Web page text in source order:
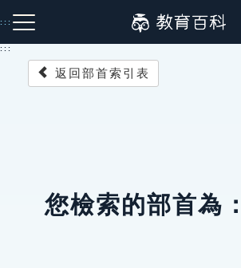
到
主
:::
:::
返回部首索引表
您檢索的部首為：